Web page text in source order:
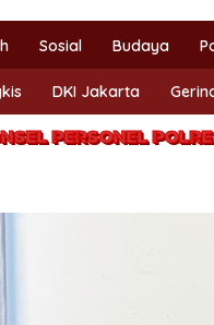
Sosial Budaya
DKI Jakarta
PERSONEL